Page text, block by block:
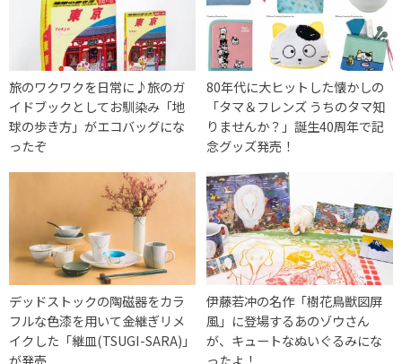
旅のワクワクを日常に♪旅のガ
イドブックとしてお馴染み「地
球の歩き方」がエコバッグにな
ったぞ
80年代に大ヒットした懐かしの
「タマ＆フレンズ うちのタマ知
りませんか？」誕生40周年で記
念グッズ発売！
デッドストックの陶磁器をカラ
フルな色漆を用いて金継ぎリメ
イクした「継皿(TSUGI-SARA)」
が発売
伊藤若冲の名作「樹花鳥獣図屏
風」に登場するあのゾウさん
が、キュートなぬいぐるみにな
ったよ！